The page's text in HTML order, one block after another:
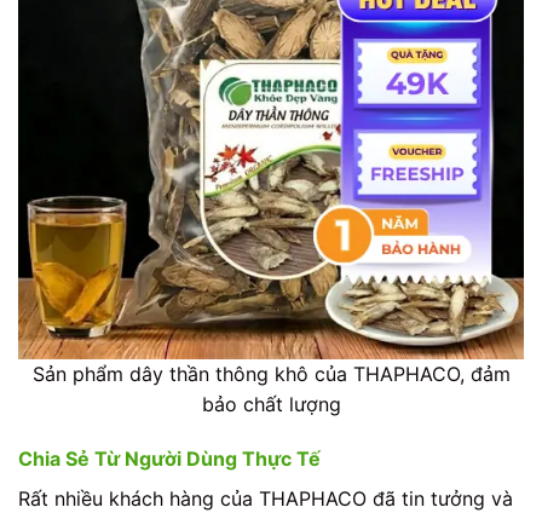
Sản phẩm dây thần thông khô của THAPHACO, đảm
bảo chất lượng
Chia Sẻ Từ Người Dùng Thực Tế
Rất nhiều khách hàng của THAPHACO đã tin tưởng và